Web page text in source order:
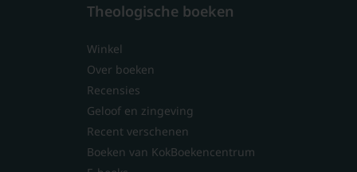
Theologische boeken
Winkel
Over boeken
Recensies
Geloof en zingeving
Recent verschenen
Boeken van KokBoekencentrum